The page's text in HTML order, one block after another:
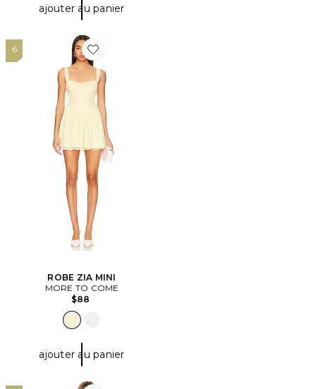
ajouter au panier
6
Favorite ROBE ZIA MINI
ROBE ZIA MINI
MORE TO COME
$88
ajouter au panier